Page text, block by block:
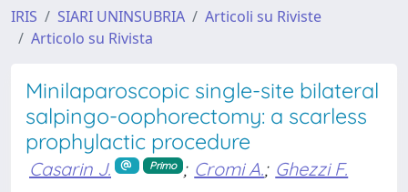
IRIS SIARI UNINSUBRIA
Articoli su Riviste
Articolo su Rivista
Minilaparoscopic single-site bilateral
salpingo-oophorectomy: a scarless
prophylactic procedure
Casarin J. Primo ; Cromi A.; Ghezzi F.